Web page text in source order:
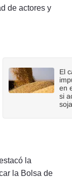
de actores y
El
en
si
soja
la
la Bolsa de